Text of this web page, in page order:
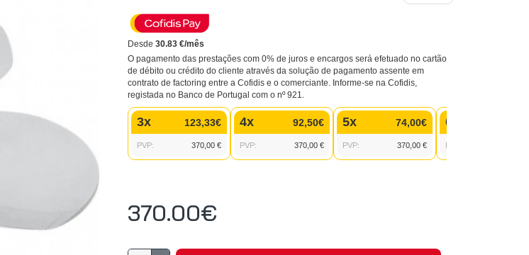
Desde 30.83 €/mês
O pagamento das prestações com 0% de juros e encargos será efetuado no cartão
de débito ou crédito do cliente através da solução de pagamento assente em
contrato de factoring entre a Cofidis e o comerciante. Informe-se na Cofidis,
registada no Banco de Portugal com o nº 921.
3x 123,33€
PVP: 370,00 €
4x 92,50€
PVP: 370,00 €
5x 74,00€
PVP: 370,00 €
6x
PVP:
370.00€